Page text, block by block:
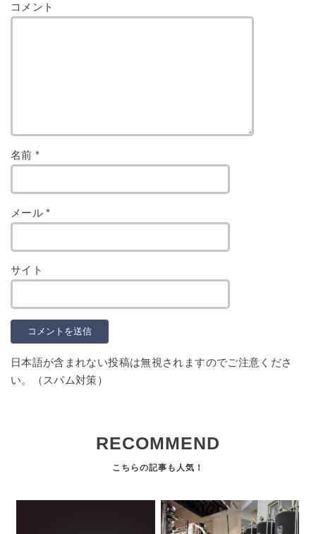
コメント
名前 *
メール*
サイト
日本語が含まれない投稿は無視されますのでご注意くださ
い。（スパム対策）
RECOMMEND